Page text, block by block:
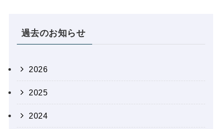
過去のお知らせ
2026
2025
2024